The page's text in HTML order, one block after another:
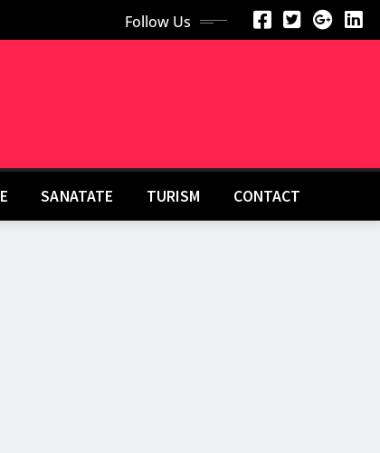
Follow Us
SANATATE TURISM CONTACT